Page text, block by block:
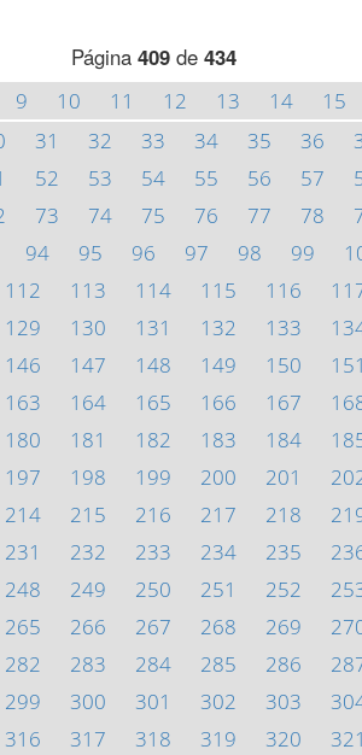
Página 409de 434
9 10 11 12 13 14 15
31 32 33 34 35 36
52 53 54 55 56 57
73 74 75 76 77 78
94 95 96 97 98 99
112 113 114 115 116
129 130 131 132 133
146 147 148 149 150 151
163 164 165 166 167
180 181 182 183 184
197 198 199 200 201
214 215 216 217 218
231 232 233 234 235
248 249 250 251 252
265 266 267 268 269
282 283 284 285 286
299 300 301 302 303
316 317 318 319 320 321